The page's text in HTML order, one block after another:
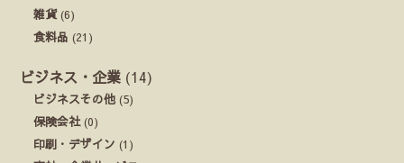
雑貨(6)
食料品 (21)
ビジネス・企業 (14)
ビジネスその他 (5)
保険会社(0)
印刷・デザイン (1)